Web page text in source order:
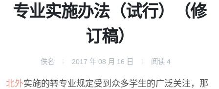
专业实施办法（试行）（修
订稿）
佚名 2017 年 08 月 16 日 阅读 4
北外实施的转专业规定受到众多学生的广泛关注，那